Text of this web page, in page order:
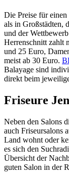
Die Preise für
als in Großstädten,
und der
Herrenschnitt zahlt
und 25 Euro,
meist ab 30 Euro.
Balayage sind
direkt beim
Friseure
Neben den Salons
auch Friseursalons
Land wohnt oder
es sich den
Übersicht der
guten Salon in der